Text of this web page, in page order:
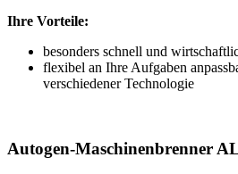
Ihre Vorteile:
besonders schnell und
flexibel an Ihre Aufgaben
verschiedener Technologie
Autogen-Maschinenbrenner